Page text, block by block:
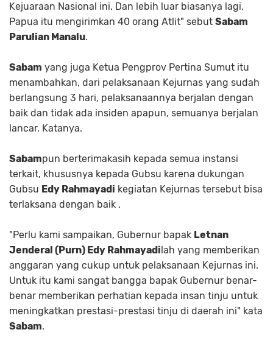
Kejuaraan Nasional ini. Dan lebih luar biasanya lagi,
Papua itu mengirimkan 40 orang Atlit" sebut Sabam
Parulian Manalu.
Sabam yang juga Ketua Pengprov Pertina Sumut itu
menambahkan, dari pelaksanaan Kejurnas yang sudah
berlangsung 3 hari, pelaksanaannya berjalan dengan
baik dan tidak ada insiden apapun, semuanya berjalan
lancar. Katanya.
Sabampun berterimakasih kepada semua instansi
terkait, khususnya kepada Gubsu karena dukungan
Gubsu Edy Rahmayadi kegiatan Kejurnas tersebut bisa
terlaksana dengan baik .
"Perlu kami sampaikan, Gubernur bapak Letnan
Jenderal (Purn) Edy Rahmayadilah yang memberikan
anggaran yang cukup untuk pelaksanaan Kejurnas ini.
Untuk itu kami sangat bangga bapak Gubernur benar-
benar memberikan perhatian kepada insan tinju untuk
meningkatkan prestasi-prestasi tinju di daerah ini" kata
Sabam.